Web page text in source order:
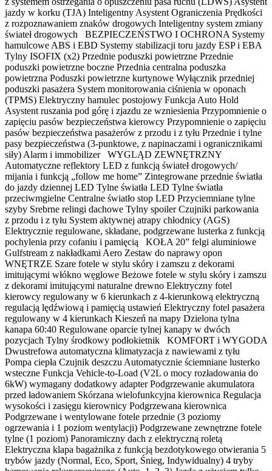
jazdy w korku (TJA) Inteligentny Asystent Ograniczenia Prędkości
z rozpoznawaniem znaków drogowych Inteligentny system zmiany
świateł drogowych BEZPIECZEŃSTWO I OCHRONA Systemy
hamulcowe ABS i EBD Systemy stabilizacji toru jazdy ESP i EBA
Tylny ISOFIX (x2) Przednie poduszki powietrzne Przednie
poduszki powietrzne boczne Przednia centralna poduszka
powietrzna Poduszki powietrzne kurtynowe Wyłącznik przedniej
poduszki pasażera System monitorowania ciśnienia w oponach
(TPMS) Elektryczny hamulec postojowy Funkcja Auto Hold
Asystent ruszania pod górę i zjazdu ze wzniesienia Przypomnienie o
zapięciu pasów bezpieczeństwa kierowcy Przypomnienie o zapięciu
pasów bezpieczeństwa pasażerów z przodu i z tyłu Przednie i tylne
pasy bezpieczeństwa (3-punktowe, z napinaczami i ogranicznikami
siły) Alarm i immobilizer WYGLĄD ZEWNĘTRZNY
Automatyczne reflektory LED z funkcją świateł drogowych/
mijania i funkcją „follow me home” Zintegrowane przednie światła
do jazdy dziennej LED Tylne światła LED Tylne światła
przeciwmgielne Centralne światło stop LED Przyciemniane tylne
szyby Srebrne relingi dachowe Tylny spoiler Czujniki parkowania
z przodu i z tyłu System aktywnej atrapy chłodnicy (AGS)
Elektrycznie regulowane, składane, podgrzewane lusterka z funkcją
pochylenia przy cofaniu i pamięcią KOŁA 20” felgi aluminiowe
Gulfstream z nakładkami Aero Zestaw do naprawy opon
WNĘTRZE Szare fotele w stylu skóry i zamszu z dekorami
imitującymi włókno węglowe Beżowe fotele w stylu skóry i zamszu
z dekorami imitującymi naturalne drewno Elektryczny fotel
kierowcy regulowany w 6 kierunkach z 4-kierunkową elektryczną
regulacją lędźwiową i pamięcią ustawień Elektryczny fotel pasażera
regulowany w 4 kierunkach Kieszeń na mapy Dzielona tylna
kanapa 60:40 Regulowane oparcie tylnej kanapy w dwóch
pozycjach Tylny środkowy podłokietnik KOMFORT i WYGODA
Dwustrefowa automatyczna klimatyzacja z nawiewami z tyłu
Pompa ciepła Czujnik deszczu Automatycznie ściemniane lusterko
wsteczne Funkcja Vehicle-to-Load (V2L o mocy rozładowania do
6kW) wymagany dodatkowy adapter Podgrzewanie akumulatora
przed ładowaniem Skórzana wielofunkcyjna kierownica Regulacja
wysokości i zasięgu kierownicy Podgrzewana kierownica
Podgrzewane i wentylowane fotele przednie (3 poziomy
ogrzewania i 1 poziom wentylacji) Podgrzewane zewnętrzne fotele
tylne (1 poziom) Panoramiczny dach z elektryczną roletą
Elektryczna klapa bagażnika z funkcją bezdotykowego otwierania 5
trybów jazdy (Normal, Eco, Sport, Śnieg, Indywidualny) 4 tryby